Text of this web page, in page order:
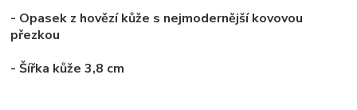
- Opasek z hovězí kůže s nejmodernější kovovou
přezkou
- Šířka kůže 3,8 cm